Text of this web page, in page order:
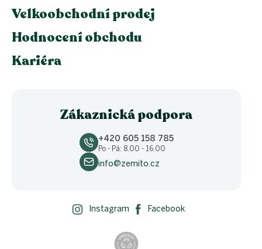
Velkoobchodní prodej
Hodnocení obchodu
Kariéra
Zákaznická podpora
+420 605 158 785
Po - Pá: 8.00 - 16.00
info@zemito.cz
Instagram Facebook